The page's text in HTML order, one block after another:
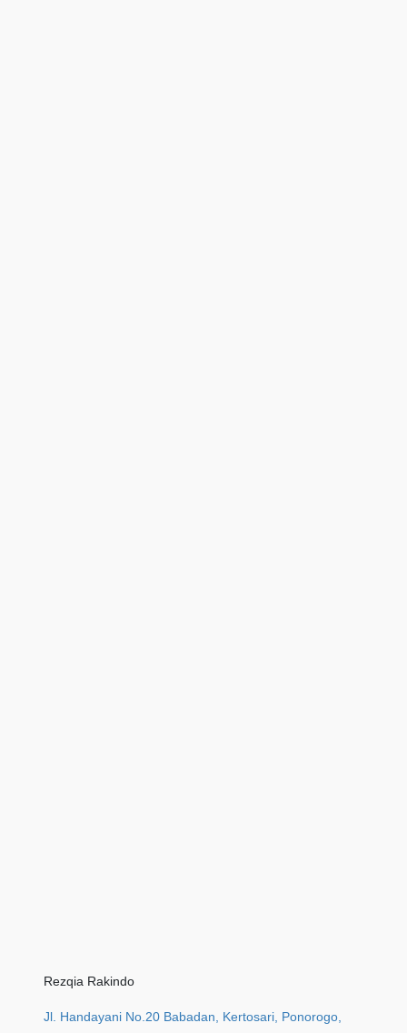
Rezqia Rakindo
Jl. Handayani No.20 Babadan, Kertosari, Ponorogo,